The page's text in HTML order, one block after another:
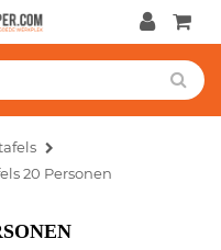
20 Personen